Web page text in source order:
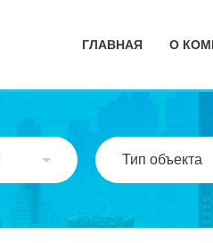
ГЛАВНАЯ О
Тип объекта